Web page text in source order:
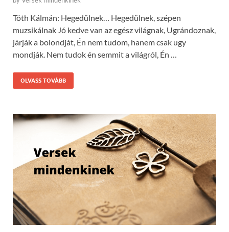
Tóth Kálmán: Hegedülnek… Hegedülnek, szépen
muzsikálnak Jó kedve van az egész világnak, Ugrándoznak,
járják a bolondját, Én nem tudom, hanem csak ugy
mondják. Nem tudok én semmit a világról, Én …
OLVASS TOVÁBB